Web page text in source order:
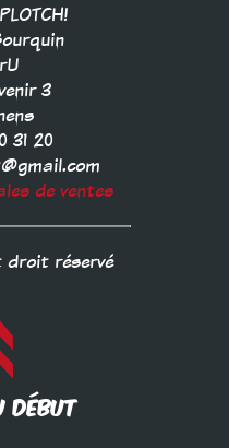
3
31 20
de ventes
droit réservé
DÉBUT